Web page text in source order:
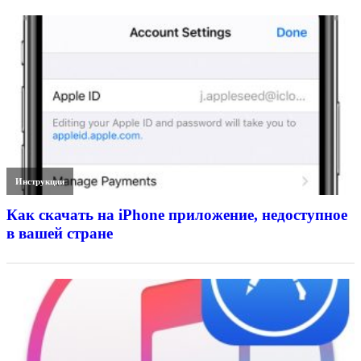
Инструкции
Как скачать на iPhone приложение, недоступное
в вашей стране